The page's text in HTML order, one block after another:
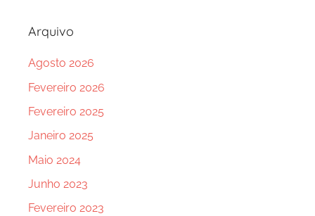
Arquivo
Agosto 2026
Fevereiro 2026
Fevereiro 2025
Janeiro 2025
Maio 2024
Junho 2023
Fevereiro 2023